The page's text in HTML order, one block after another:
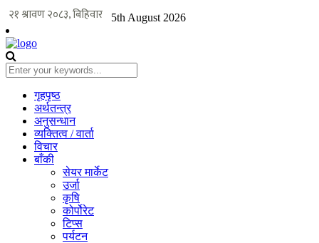
5th August 2026
गृहपृष्ठ
अर्थतन्त्र
अनुसन्धान
व्यक्तित्व / वार्ता
विचार
बाँकी
सेयर मार्केट
उर्जा
कृषि
कोर्पोरेट
टिप्स
पर्यटन